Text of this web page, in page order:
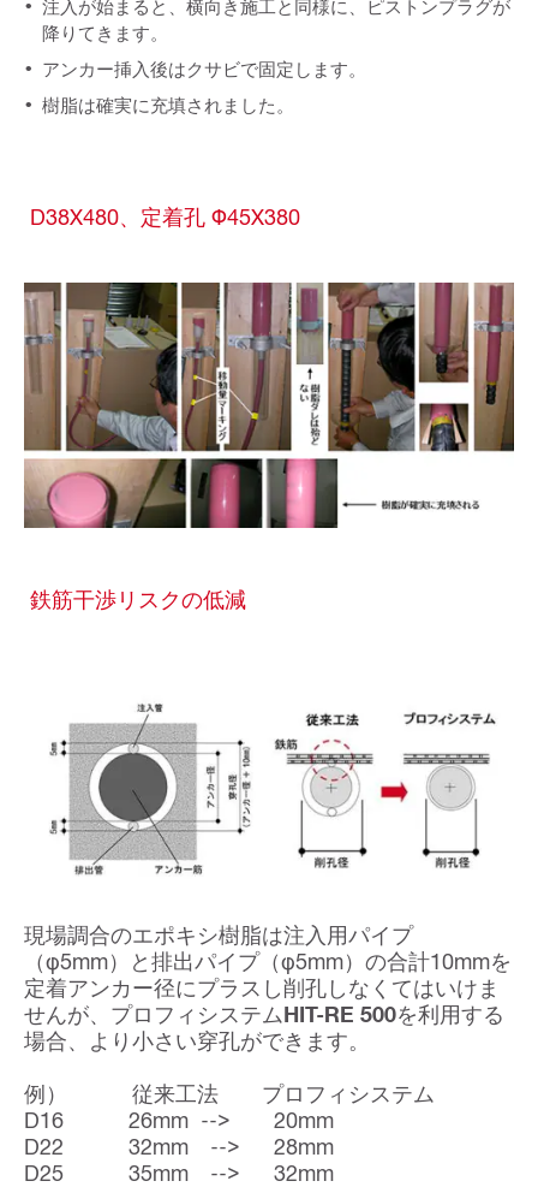
注入が始まると、横向き施工と同様に、ピストンプラグが
降りてきます。
アンカー挿入後はクサビで固定します。
樹脂は確実に充填されました。
D38X480、定着孔 Φ45X380
鉄筋干渉リスクの低減
現場調合のエポキシ樹脂は注入用パイプ
（φ5mm）と排出パイプ（φ5mm）の合計10mmを
定着アンカー径にプラスし削孔しなくてはいけま
せんが、プロフィシステムHIT-RE 500を利用する
場合、より小さい穿孔ができます。
例） 従来工法 プロフィシステム
D16 26mm --> 20mm
D22 32mm --> 28mm
D25 35mm --> 32mm